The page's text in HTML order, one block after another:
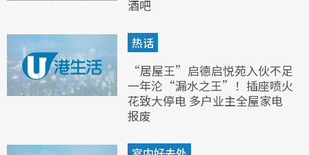
酒吧
热话
“居屋王”启德启悦苑入伙不足
一年沦“漏水之王”！插座喷火
花致大停电 多户业主全屋家电
报废